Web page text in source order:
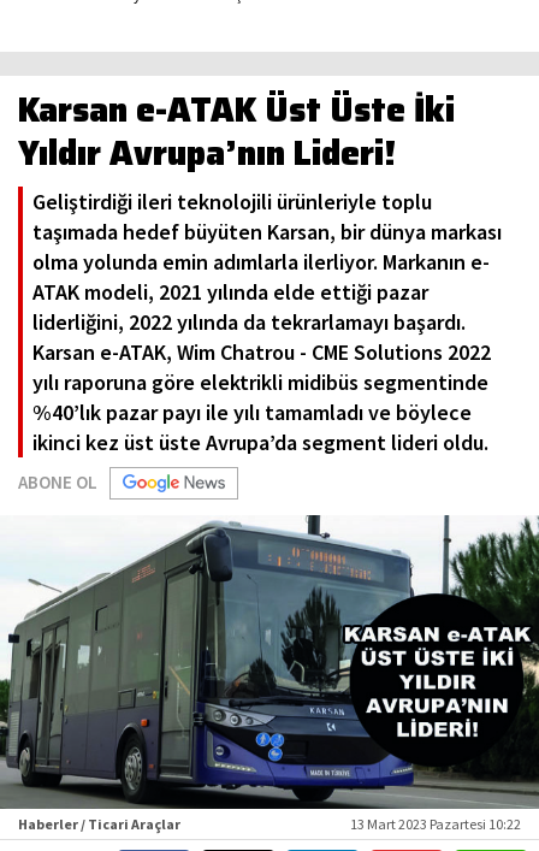
Karsan e-ATAK Üst Üste İki
Yıldır Avrupa’nın Lideri!
Geliştirdiği ileri teknolojili ürünleriyle toplu
taşımada hedef büyüten Karsan, bir dünya markası
olma yolunda emin adımlarla ilerliyor. Markanın e-
ATAK modeli, 2021 yılında elde ettiği pazar
liderliğini, 2022 yılında da tekrarlamayı başardı.
Karsan e-ATAK, Wim Chatrou - CME Solutions 2022
yılı raporuna göre elektrikli midibüs segmentinde
%40’lık pazar payı ile yılı tamamladı ve böylece
ikinci kez üst üste Avrupa’da segment lideri oldu.
ABONE OL
Haberler / Ticari Araçlar 13 Mart 2023 Pazartesi 10:22